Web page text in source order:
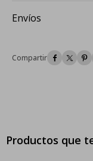
Envíos
  
Productos que